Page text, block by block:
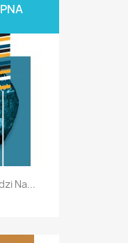
Na...